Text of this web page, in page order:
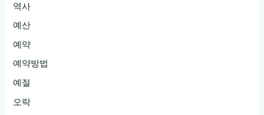
역사
예산
예약
예약방법
예절
오락